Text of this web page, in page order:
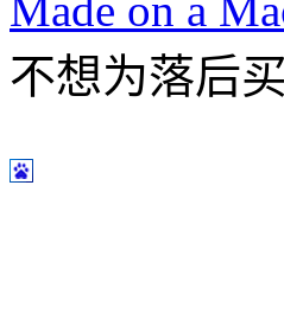
不想为落后